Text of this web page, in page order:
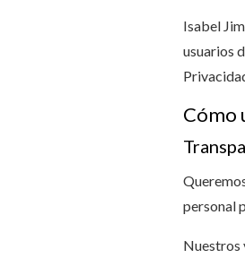
Isabel
usuarios
Cómo
personal
Nuestros